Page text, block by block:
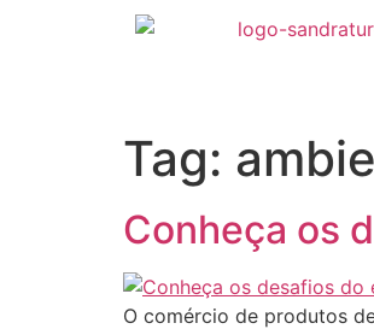
Tag:
Conheça os
O comércio de produtos